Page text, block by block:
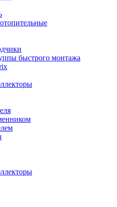
быстрого монтажа